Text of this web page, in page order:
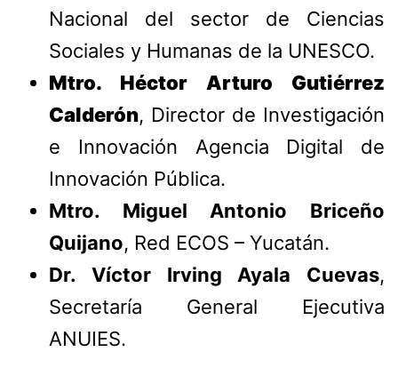
Nacional del sector de Ciencias
Sociales y Humanas de la UNESCO.
Mtro. Héctor Arturo Gutiérrez
Calderón, Director de Investigación
e Innovación Agencia Digital de
Innovación Pública.
Mtro. Miguel Antonio Briceño
Quijano, Red ECOS – Yucatán.
Dr. Víctor Irving Ayala Cuevas,
Secretaría General Ejecutiva
ANUIES.